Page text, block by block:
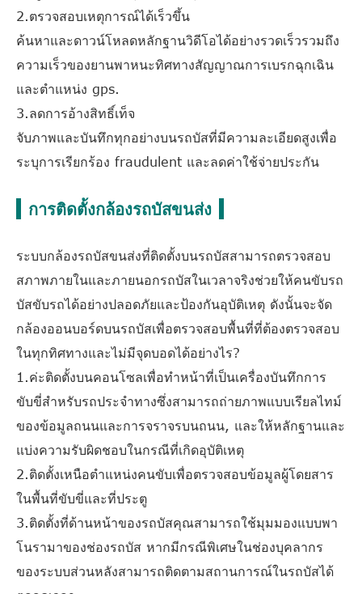
2.ตรวจสอบเหตุการณ์ได้เร็วขึ้น
ค้นหาและดาวน์โหลดหลักฐานวิดีโอได้อย่างรวดเร็วรวมถึง
ความเร็วของยานพาหนะทิศทางสัญญาณการเบรกฉุกเฉิน
และตำแหน่ง gps.
3.ลดการอ้างสิทธิ์เท็จ
จับภาพและบันทึกทุกอย่างบนรถบัสที่มีความละเอียดสูงเพื่อ
ระบุการเรียกร้อง fraudulent และลดค่าใช้จ่ายประกัน
การติดตั้งกล้องรถบัสขนส่ง
ระบบกล้องรถบัสขนส่งที่ติดตั้งบนรถบัสสามารถตรวจสอบ
สภาพภายในและภายนอกรถบัสในเวลาจริงช่วยให้คนขับรถ
บัสขับรถได้อย่างปลอดภัยและป้องกันอุบัติเหตุ ดังนั้นจะจัด
กล้องออนบอร์ดบนรถบัสเพื่อตรวจสอบพื้นที่ที่ต้องตรวจสอบ
ในทุกทิศทางและไม่มีจุดบอดได้อย่างไร?
1.ค่ะติดตั้งบนคอนโซลเพื่อทำหน้าที่เป็นเครื่องบันทึกการ
ขับขี่สำหรับรถประจำทางซึ่งสามารถถ่ายภาพแบบเรียลไทม์
ของข้อมูลถนนและการจราจรบนถนน, และให้หลักฐานและ
แบ่งความรับผิดชอบในกรณีที่เกิดอุบัติเหตุ
2.ติดตั้งเหนือตำแหน่งคนขับเพื่อตรวจสอบข้อมูลผู้โดยสาร
ในพื้นที่ขับขี่และที่ประตู
3.ติดตั้งที่ด้านหน้าของรถบัสคุณสามารถใช้มุมมองแบบพา
โนรามาของช่องรถบัส หากมีกรณีพิเศษในช่องบุคลากร
ของระบบส่วนหลังสามารถติดตามสถานการณ์ในรถบัสได้